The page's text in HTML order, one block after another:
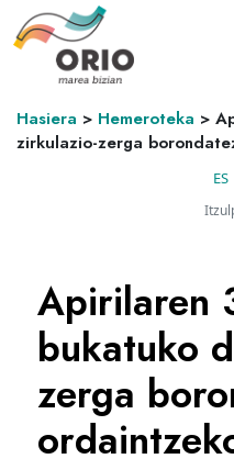
Hasiera > Hemeroteka >
zirkulazio-zerga
ES
Apirilaren
bukatuko
zerga